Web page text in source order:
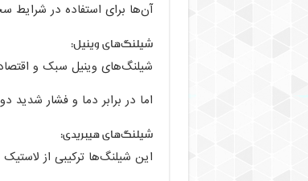
آن‌ها برای استفاده در شرایط
شیلنگ‌های وینیل:
شیلنگ‌های وینیل سبک و
اما در برابر دما و فشار شدید
شیلنگ‌های هیبریدی:
این شیلنگ‌ها ترکیبی از